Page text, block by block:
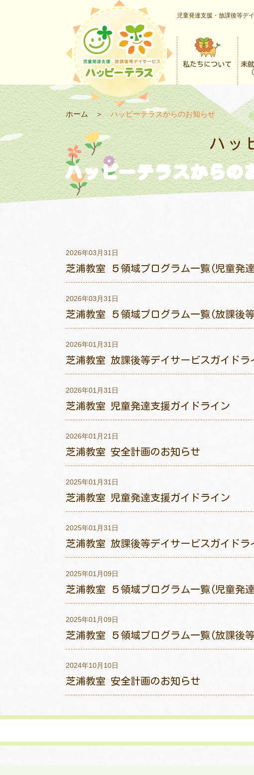
児童発達支援・放課後等デ
私たちについて
未
ホーム ＞ ハッピーテラスからのお知らせ
ハッ
ハッピーテラスからの
2026年03月31日
芝浦教室 ５領域プログラム一覧(児童発
2026年03月31日
芝浦教室 ５領域プログラム一覧(放課後
2026年01月31日
芝浦教室 放課後等デイサービスガイドラ
2026年01月31日
芝浦教室 児童発達支援ガイドライン
2026年01月21日
芝浦教室 安全計画のお知らせ
2025年01月31日
芝浦教室 児童発達支援ガイドライン
2025年01月31日
芝浦教室 放課後等デイサービスガイドラ
2025年01月09日
芝浦教室 ５領域プログラム一覧(児童発
2025年01月09日
芝浦教室 ５領域プログラム一覧(放課後
2024年10月10日
芝浦教室 安全計画のお知らせ